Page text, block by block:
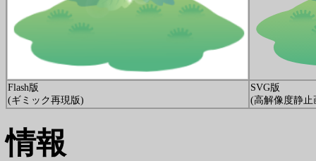
Flash版
(ギミック再現版)
SVG版
(高解像度静止
情報